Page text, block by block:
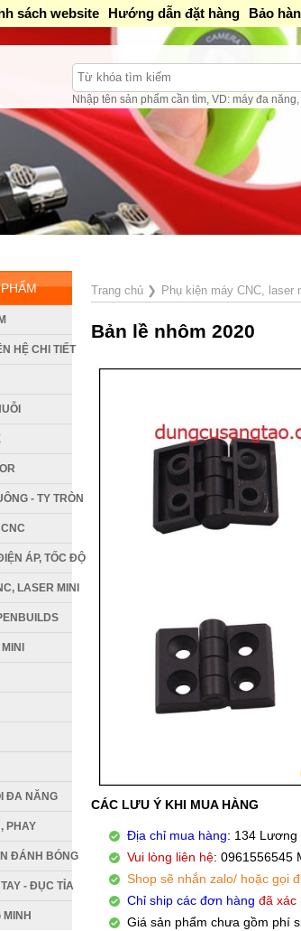
sách website Hướng dẫn đặt hàng Bảo
Nhập tên sản phẩm cần tìm, VD: máy đa
HỆ CHI TIẾT
- TY TRÒN
ÁP, TỐC ĐỘ
LASER MINI
ĐA NĂNG
PHAY
ĐÁNH BÓNG
- ĐỤC TỈA
Trang chủ❯ Phụ kiện máy CNC, laser
Bản lề nhôm 2020
CÁC LƯU Ý KHI MUA HÀNG
Địa chỉ mua hàng: 134 Lương
Vui lòng liên hệ: 0961556545
Shop sẽ nhắn zalo/ hoặc gọi
Chỉ ship các đơn hàng đã xác
Giá sản phẩm chưa gồm phí